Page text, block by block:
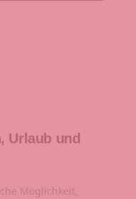
Urlaub und
Möglichkeit,